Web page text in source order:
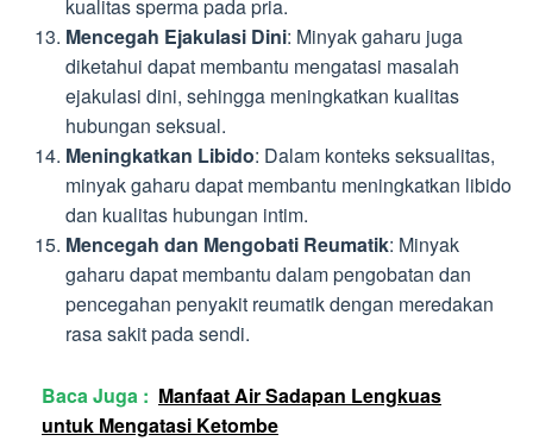
kualitas sperma pada pria.
Mencegah Ejakulasi Dini: Minyak gaharu juga
diketahui dapat membantu mengatasi masalah
ejakulasi dini, sehingga meningkatkan kualitas
hubungan seksual.
Meningkatkan Libido: Dalam konteks seksualitas,
minyak gaharu dapat membantu meningkatkan libido
dan kualitas hubungan intim.
Mencegah dan Mengobati Reumatik: Minyak
gaharu dapat membantu dalam pengobatan dan
pencegahan penyakit reumatik dengan meredakan
rasa sakit pada sendi.
Baca Juga : Manfaat Air Sadapan Lengkuas
untuk Mengatasi Ketombe